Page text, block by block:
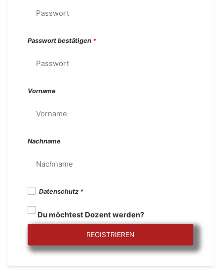
Passwort bestätigen *
Vorname
Nachname
Datenschutz
Du möchtest Dozent werden?
REGISTRIEREN